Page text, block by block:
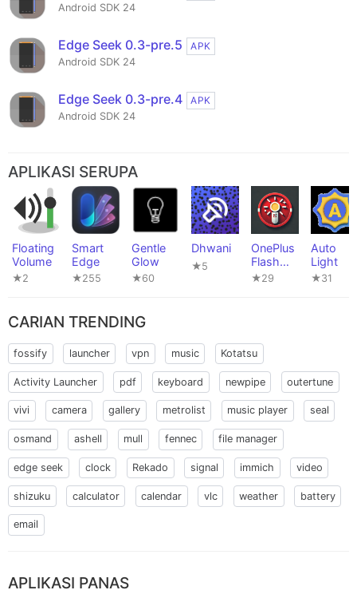
Android SDK 24
Edge Seek 0.3-pre.5
APK
Android SDK 24
Edge Seek 0.3-pre.4
APK
Android SDK 24
APLIKASI SERUPA
Floating
Volume
★2
Smart
Edge
★255
Gentle
Glow
★60
Dhwani
★5
OnePlus
Flash
Control
★29
Auto
Light
★31
CARIAN TRENDING
fossify launcher vpn music Kotatsu
Activity Launcher pdf keyboard newpipe outertune
vivi camera gallery metrolist music player seal
osmand ashell mull fennec file manager
edge seek clock Rekado signal immich video
shizuku calculator calendar vlc weather battery
email
APLIKASI PANAS